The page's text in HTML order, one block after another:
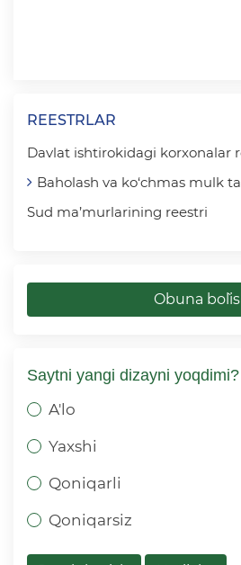
REESTRLAR
Davlat ishtirokidagi korxonalar
Baholash va ko‘chmas mulk
Sud ma’murlarining reestri
Obuna
Saytni yangi dizayni yoqdimi?
A'lo
Yaxshi
Qoniqarli
Qoniqarsiz